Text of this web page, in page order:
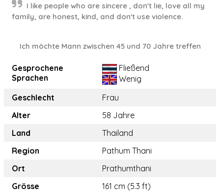
I like people who are sincere , don't lie, love all my
family, are honest, kind, and don't use violence.
Ich möchte Mann zwischen 45 und 70 Jahre treffen
Gesprochene
Sprachen
Fließend
Wenig
Geschlecht
Frau
Alter
58 Jahre
Land
Thailand
Region
Pathum Thani
Ort
Prathumthani
Grösse
161 cm (5.3 ft)